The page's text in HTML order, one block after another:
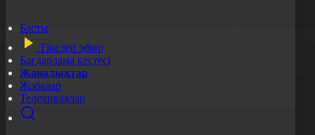
Басты
Тікелей эфир
Бағдарлама кестесі
Жаңалықтар
Жобалар
Телехикаялар